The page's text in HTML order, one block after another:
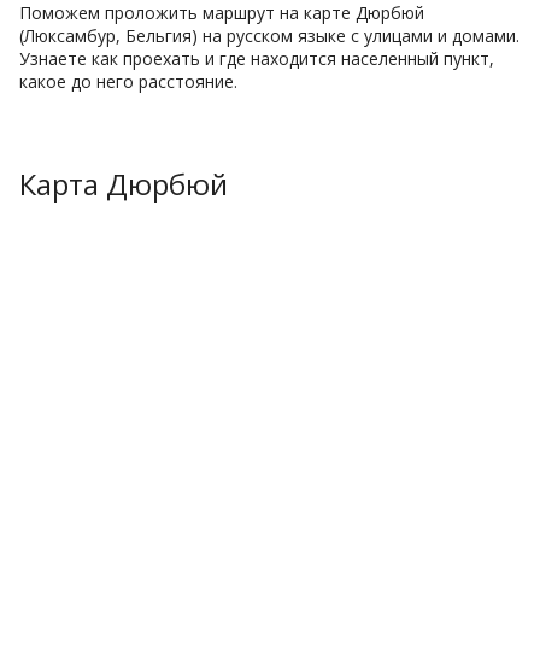
Поможем проложить маршрут на карте Дюрбюй
(Люксамбур, Бельгия) на русском языке с улицами и домами.
Узнаете как проехать и где находится населенный пункт,
какое до него расстояние.
Карта Дюрбюй